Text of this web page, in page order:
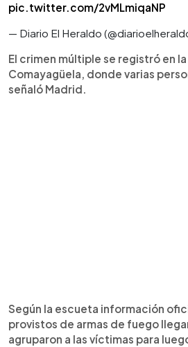
pic.twitter.com/2vMLmiqaNP
— Diario El Heraldo
El crimen múltiple se registró en
Comayagüela, donde varias
señaló Madrid.
Según la escueta información
provistos de armas de fuego
agruparon a las víctimas para